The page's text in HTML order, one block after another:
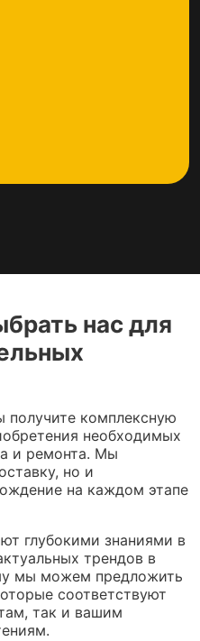
нас для
комплексную
необходимых
и ремонта. Мы
но и
на каждом этапе
глубокими знаниями в
трендов в
мы можем предложить
соответствуют
так и вашим